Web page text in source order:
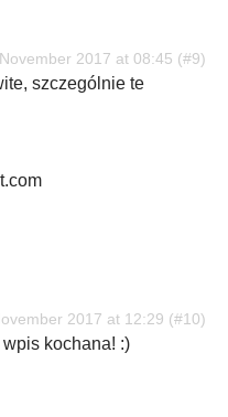
2017 at 08:45
szczególnie te
2017 at 12:29
kochana! :)